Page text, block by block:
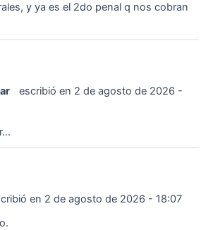
y ya es el 2do penal q nos cobran
escribió en 2 de agosto de 2026 -
en 2 de agosto de 2026 - 18:07